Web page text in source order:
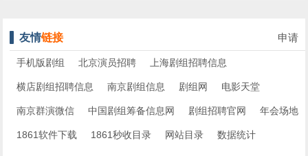
友情链接 申请
手机版剧组 北京演员招聘 上海剧组招聘信息
横店剧组招聘信息 南京剧组信息 剧组网 电影天堂
南京群演微信 中国剧组筹备信息网 剧组招聘官网 年会场地
1861软件下载 1861秒收目录 网站目录 数据统计